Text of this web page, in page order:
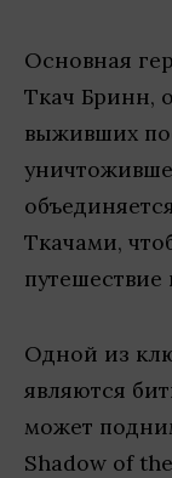
Основная
Ткач Бринн,
выживших
Ткачами,
Одной из
являются
может
Shadow of